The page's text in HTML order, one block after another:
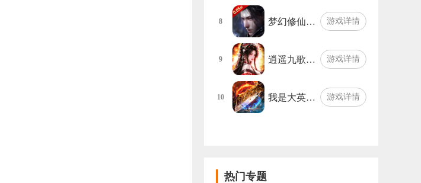
8 梦幻修仙… 游戏详情
9 逍遥九歌… 游戏详情
10 我是大英… 游戏详情
热门专题